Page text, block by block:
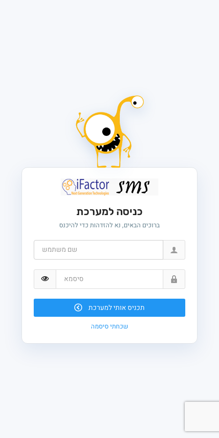
כניסה למערכת
ברוכים הבאים, נא להזדהות כדי להיכנס
תכניס אותי למערכת
שכחתי סיסמה